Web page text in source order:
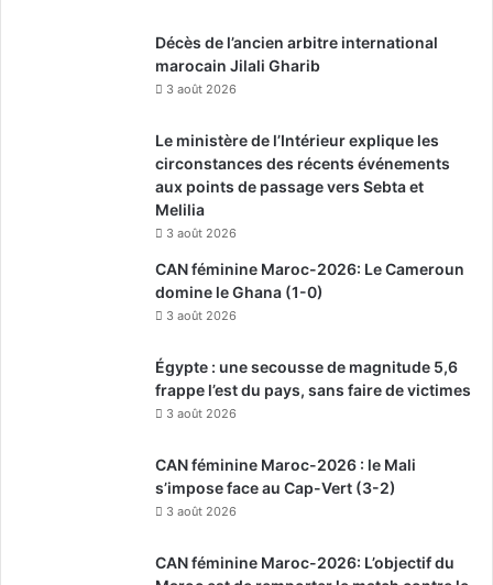
Décès de l’ancien arbitre international
marocain Jilali Gharib
3 août 2026
Le ministère de l’Intérieur explique les
circonstances des récents événements
aux points de passage vers Sebta et
Melilia
3 août 2026
CAN féminine Maroc-2026: Le Cameroun
domine le Ghana (1-0)
3 août 2026
Égypte : une secousse de magnitude 5,6
frappe l’est du pays, sans faire de victimes
3 août 2026
CAN féminine Maroc-2026 : le Mali
s’impose face au Cap-Vert (3-2)
3 août 2026
CAN féminine Maroc-2026: L’objectif du